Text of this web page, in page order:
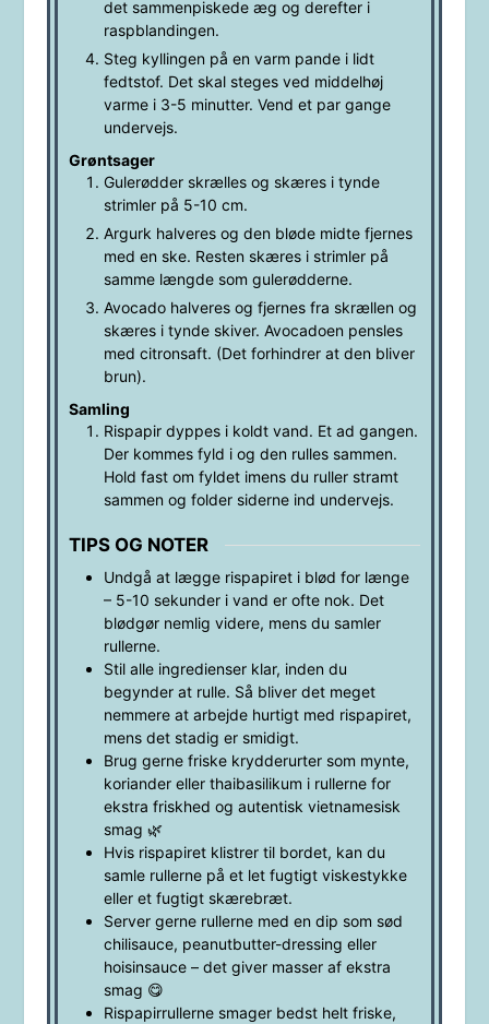
det sammenpiskede æg og derefter i
raspblandingen.
Steg kyllingen på en varm pande i lidt
fedtstof. Det skal steges ved middelhøj
varme i 3-5 minutter. Vend et par gange
undervejs.
Grøntsager
Gulerødder skrælles og skæres i tynde
strimler på 5-10 cm.
Argurk halveres og den bløde midte fjernes
med en ske. Resten skæres i strimler på
samme længde som gulerødderne.
Avocado halveres og fjernes fra skrællen og
skæres i tynde skiver. Avocadoen pensles
med citronsaft. (Det forhindrer at den bliver
brun).
Samling
Rispapir dyppes i koldt vand. Et ad gangen.
Der kommes fyld i og den rulles sammen.
Hold fast om fyldet imens du ruller stramt
sammen og folder siderne ind undervejs.
TIPS OG NOTER
Undgå at lægge rispapiret i blød for længe
– 5-10 sekunder i vand er ofte nok. Det
blødgør nemlig videre, mens du samler
rullerne.
Stil alle ingredienser klar, inden du
begynder at rulle. Så bliver det meget
nemmere at arbejde hurtigt med rispapiret,
mens det stadig er smidigt.
Brug gerne friske krydderurter som mynte,
koriander eller thaibasilikum i rullerne for
ekstra friskhed og autentisk vietnamesisk
smag 🌿
Hvis rispapiret klistrer til bordet, kan du
samle rullerne på et let fugtigt viskestykke
eller et fugtigt skærebræt.
Server gerne rullerne med en dip som sød
chilisauce, peanutbutter-dressing eller
hoisinsauce – det giver masser af ekstra
smag 😋
Rispapirrullerne smager bedst helt friske,